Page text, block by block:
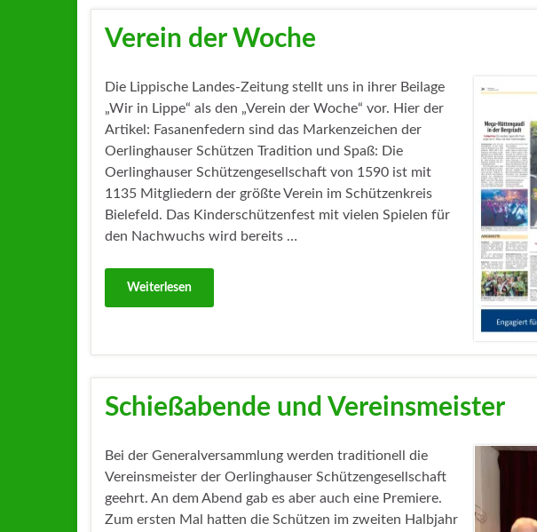
Verein der Woche
Die Lippische Landes-Zeitung stellt uns in ihrer Beilage
„Wir in Lippe“ als den „Verein der Woche“ vor. Hier der
Artikel: Fasanenfedern sind das Markenzeichen der
Oerlinghauser Schützen Tradition und Spaß: Die
Oerlinghauser Schützengesellschaft von 1590 ist mit
1135 Mitgliedern der größte Verein im Schützenkreis
Bielefeld. Das Kinderschützenfest mit vielen Spielen für
den Nachwuchs wird bereits …
Weiterlesen
Schießabende und Vereinsmeister
Bei der Generalversammlung werden traditionell die
Vereinsmeister der Oerlinghauser Schützengesellschaft
geehrt. An dem Abend gab es aber auch eine Premiere.
Zum ersten Mal hatten die Schützen im zweiten Halbjahr